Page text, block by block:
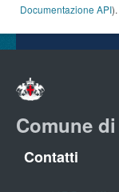
Documentazione API).
Comune
Contatti